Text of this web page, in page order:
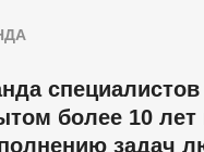
специалистов
более 10 лет
задач